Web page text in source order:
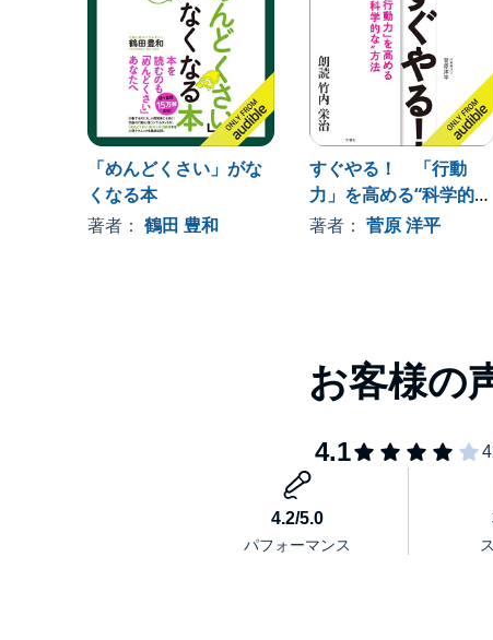
・細かいタスクが山積みになると、パニックになる
・家でダラダラするのが好きで、いつも部屋が散
そんな人でも大丈夫。
解消できる簡単な7つのコツ、44の具体的な解決策
脳の仕組みを生かして、仕事も家事もすっきり片付
≪「めんどくさい」が消える7つのコツ≫
「めんどくさい」がな
くなる本
著者： 鶴田 豊和
すぐやる！ 「行動
力」を高める“科学的
な”方法
著者： 菅原 洋平